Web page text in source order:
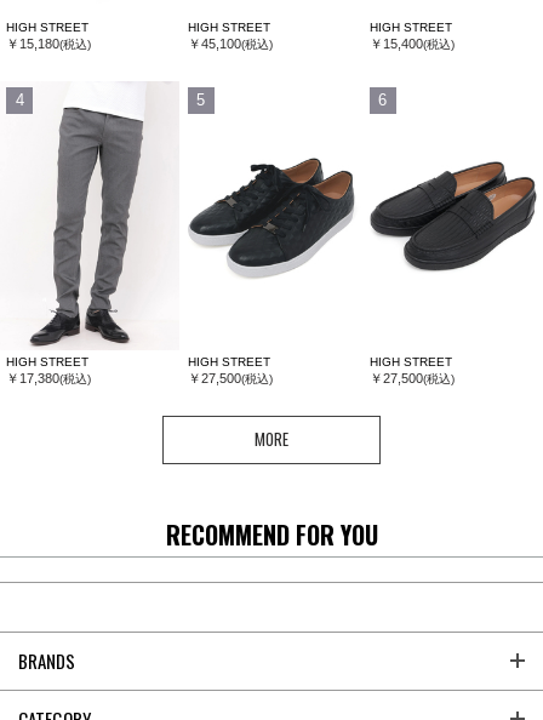
HIGH STREET
￥15,180(税込)
HIGH STREET
￥45,100(税込)
HIGH STREET
￥15,400(税込)
4
HIGH STREET
￥17,380(税込)
5
HIGH STREET
￥27,500(税込)
6
HIGH STREET
￥27,500(税込)
MORE
RECOMMEND FOR YOU
BRANDS